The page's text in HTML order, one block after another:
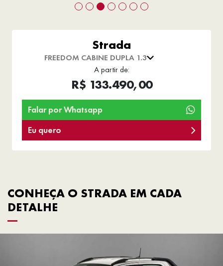
Strada
FREEDOM CABINE DUPLA 1.3
A partir de:
R$ 133.490,00
Falar por Whatsapp
Eu quero
CONHEÇA O STRADA EM CADA
DETALHE